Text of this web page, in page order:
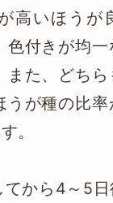
高いほうが
色付きが均
また、どちら
うが種の比
。
てから4～5